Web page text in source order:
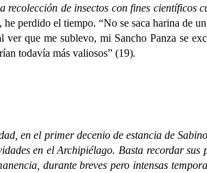
recolección de insectos con fines científicos
perdido el tiempo. “No se saca harina de
que me sublevo, mi Sancho Panza se
todavía más valiosos” (19).
el primer decenio de estancia de
en el Archipiélago. Basta recordar sus
durante breves pero intensas